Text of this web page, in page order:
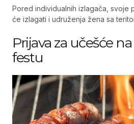
Pored individualnih izlagača, svoje
će izlagati i udruženja žena sa
Prijava za učešće
festu